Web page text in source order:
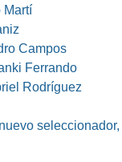
Martí
Campos
Ferrando
Rodríguez
Pablo Amo su ayudante